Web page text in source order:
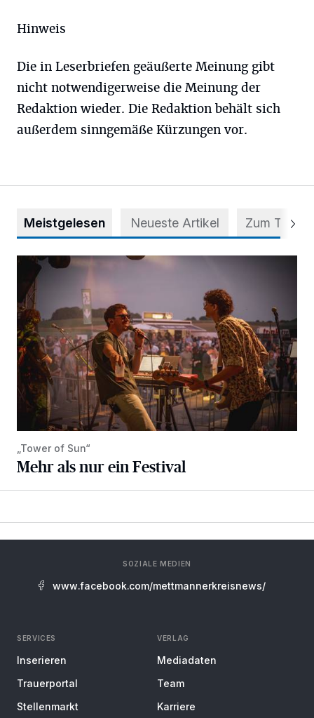
Hinweis
Die in Leserbriefen geäußerte Meinung gibt
nicht notwendigerweise die Meinung der
Redaktion wieder. Die Redaktion behält sich
außerdem sinngemäße Kürzungen vor.
Meistgelesen Neueste Artikel Zum Thema
Mehr als nur ein Festival
„Tower of Sun“
Mehr als nur ein Festival
SOZIALE MEDIEN
www.facebook.com/mettmannerkreisnews/
SERVICES
Inserieren
Trauerportal
Stellenmarkt
VERLAG
Mediadaten
Team
Karriere